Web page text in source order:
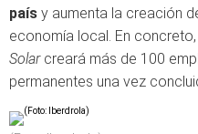
país y aumenta la creación
economía local. En
Solarcreará más de 100
permanentes una vez